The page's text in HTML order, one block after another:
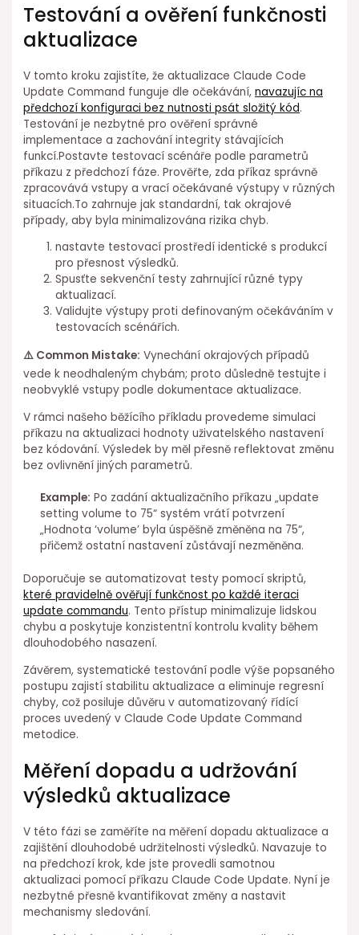
Testování a⁢ ověření funkčnosti
aktualizace
V tomto kroku zajistíte, že aktualizace Claude Code
Update Command⁢ funguje dle očekávání,navazujíc na
⁣předchozí konfiguraci bez nutnosti psát složitý kód.
Testování je⁢ nezbytné pro⁣ ověření správné
⁤implementace ⁣a ⁣zachování integrity stávajících
funkcí.Postavte ⁢testovací scénáře podle parametrů
příkazu z předchozí fáze. Prověřte, zda příkaz správně
zpracovává vstupy a vrací očekávané výstupy v různých
situacích.To zahrnuje jak standardní, tak okrajové
případy, aby byla⁤ minimalizována rizika chyb.
nastavte testovací prostředí identické s produkcí
pro přesnost výsledků.
Spusťte sekvenční testy zahrnující různé typy⁢
aktualizací.
Validujte výstupy proti definovaným očekáváním v
testovacích scénářích.
⚠️ Common ⁢Mistake: Vynechání okrajových případů
vede⁣ k neodhaleným chybám; proto důsledně testujte ⁢i
neobvyklé⁣ vstupy⁤ podle dokumentace aktualizace.
V rámci našeho běžícího příkladu provedeme simulaci
příkazu na aktualizaci hodnoty uživatelského nastavení
bez kódování. Výsledek by měl přesně reflektovat změnu
bez ovlivnění jiných⁢ parametrů.
Example: Po zadání aktualizačního příkazu „update
setting volume to 75“ systém vrátí potvrzení
„Hodnota ‘volume’ byla úspěšně změněna na⁣ 75“,
přičemž ostatní ⁤nastavení zůstávají nezměněna.
Doporučuje ⁣se automatizovat testy ⁣pomocí skriptů,⁤
které pravidelně ověřují funkčnost po každé iteraci
update commandu. Tento přístup minimalizuje ⁤lidskou
chybu a poskytuje konzistentní kontrolu kvality⁤ během
dlouhodobého nasazení.
Závěrem, systematické testování podle výše popsaného
postupu zajistí stabilitu aktualizace a eliminuje⁣ regresní
chyby, ⁣což posiluje důvěru ⁢v automatizovaný řídící
proces uvedený ⁣v Claude Code Update Command
metodice.
Měření dopadu a udržování
výsledků aktualizace
V této fázi se zaměříte na měření dopadu aktualizace a
zajištění dlouhodobé udržitelnosti ⁢výsledků. Navazuje to
⁤na předchozí krok, kde jste provedli samotnou
aktualizaci pomocí příkazu ⁢Claude⁢ Code Update. Nyní je
nezbytné přesně ⁤kvantifikovat změny a nastavit
mechanismy sledování.